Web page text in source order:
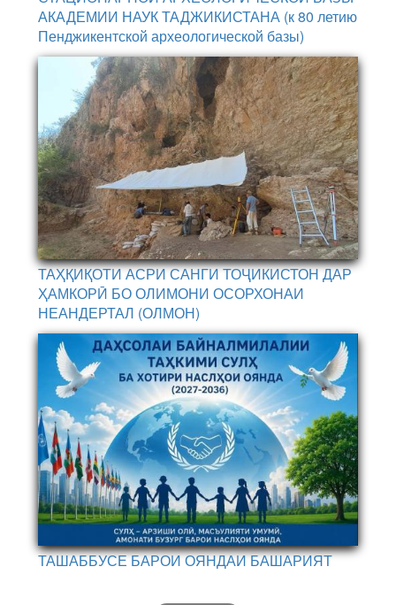
АКАДЕМИИ НАУК ТАДЖИКИСТАНА (к 80 летию
Пенджикентской археологической базы)
ТАҲҚИҚОТИ АСРИ САНГИ ТОҶИКИСТОН ДАР
ҲАМКОРӢ БО ОЛИМОНИ ОСОРХОНАИ
НЕАНДЕРТАЛ (ОЛМОН)
ТАШАББУСЕ БАРОИ ОЯНДАИ БАШАРИЯТ